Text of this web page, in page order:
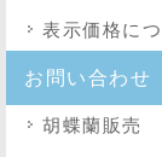
表示価格に
お問い合わせ
胡蝶蘭販売